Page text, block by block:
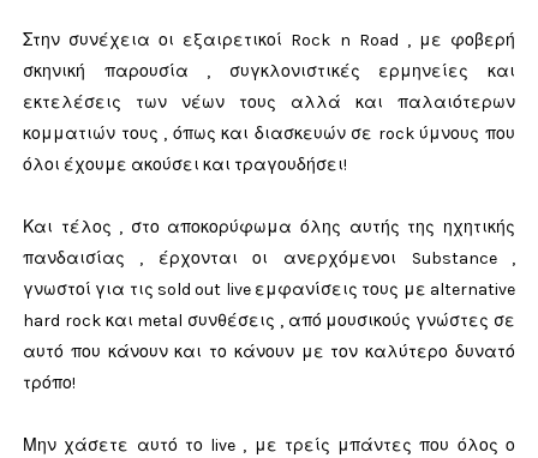
Στην συνέχεια οι εξαιρετικοί Rock n Road , με φοβερή
σκηνική παρουσία , συγκλονιστικές ερμηνείες και
εκτελέσεις των νέων τους αλλά και παλαιότερων
κομματιών τους , όπως και διασκευών σε rock ύμνους που
όλοι έχουμε ακούσει και τραγουδήσει!
Και τέλος , στο αποκορύφωμα όλης αυτής της ηχητικής
πανδαισίας , έρχονται οι ανερχόμενοι Substance ,
γνωστοί για τις sold out live εμφανίσεις τους με alternative
hard rock και metal συνθέσεις , από μουσικούς γνώστες σε
αυτό που κάνουν και το κάνουν με τον καλύτερο δυνατό
τρόπο!
Μην χάσετε αυτό το live , με τρείς μπάντες που όλος ο